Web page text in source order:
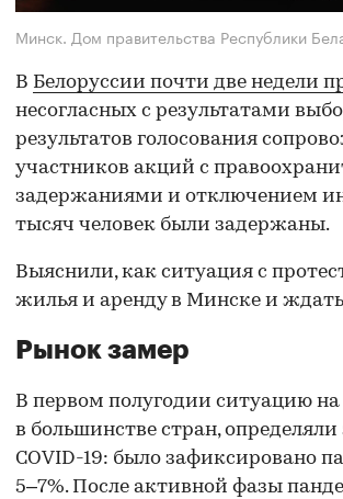
Минск. Дом правительства Республики
В Белоруссии почти две недели
несогласных с результатами
результатов голосования
участников акций с
задержаниями и отключением
тысяч человек были задержаны.
Выяснили, как ситуация с
жилья и аренду в Минске и
Рынок замер
В первом полугодии ситуацию
в большинстве стран,
COVID-19: было зафиксировано
5–7%. После активной фазы